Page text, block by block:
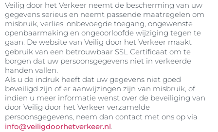
Veilig door het Verkeer neemt de bescherming van uw
gegevens serieus en neemt passende maatregelen om
misbruik, verlies, onbevoegde toegang, ongewenste
openbaarmaking en ongeoorloofde wijziging tegen te
gaan. De website van Veilig door het Verkeer maakt
gebruik van een betrouwbaar SSL Certificaat om te
borgen dat uw persoonsgegevens niet in verkeerde
handen vallen.
Als u de indruk heeft dat uw gegevens niet goed
beveiligd zijn of er aanwijzingen zijn van misbruik, of
indien u meer informatie wenst over de beveiliging van
door Veilig door het Verkeer verzamelde
persoonsgegevens, neem dan contact met ons op via
info@veiligdoorhetverkeer.nl.